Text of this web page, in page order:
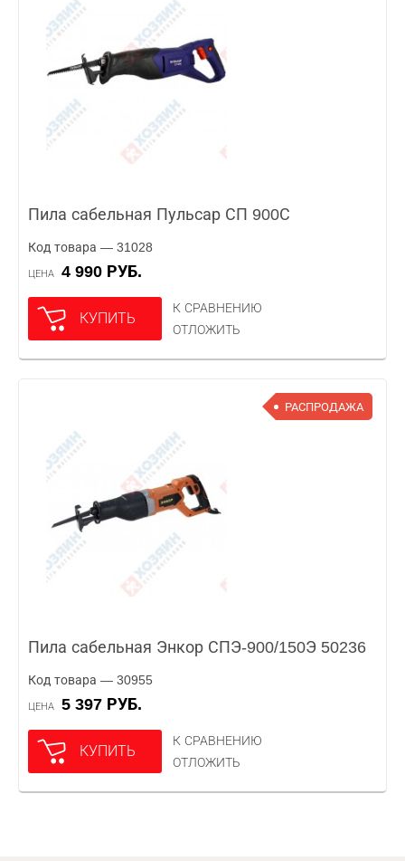
Пила сабельная Пульсар СП 900С
Код товара — 31028
ЦЕНА 4 990 РУБ.
КУПИТЬ
К СРАВНЕНИЮ
ОТЛОЖИТЬ
РАСПРОДАЖА
Пила сабельная Энкор СПЭ-900/150Э 50236
Код товара — 30955
ЦЕНА 5 397 РУБ.
КУПИТЬ
К СРАВНЕНИЮ
ОТЛОЖИТЬ